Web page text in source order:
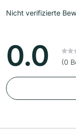
Nicht verifizierte
0.0 (0